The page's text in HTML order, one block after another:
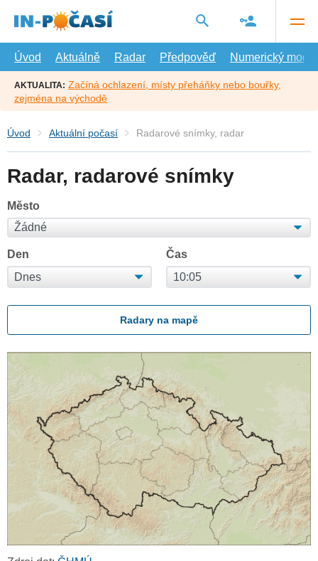
hlavní
Úvod
Aktuálně Radar Předpověď Numerický model
AKTUALITA: Začíná ochlazení, místy přeháňky nebo bouřky,
zejména na východě
Úvod Aktuální počasí Radarové snímky, radar
Radar, radarové snímky
Město
Den Čas
Radary na mapě